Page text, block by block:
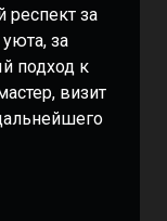
за
за
подход к
визит